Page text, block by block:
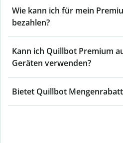
Wie kann ich für mein
bezahlen?
Kann ich Quillbot Premium
Geräten verwenden?
Bietet Quillbot